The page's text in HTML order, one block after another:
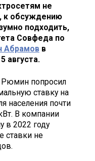
не
к обсуждению
подходить,
Совфеда по
Абрамов в
августа.
Рюмин попросил
ставку на
населения почти
В компании
в 2022 году
ставки не